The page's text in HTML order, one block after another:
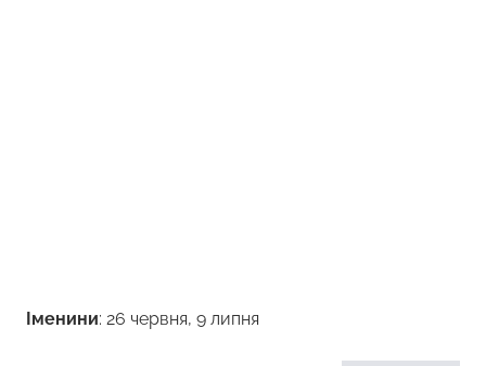
Іменини: 26 червня, 9 липня